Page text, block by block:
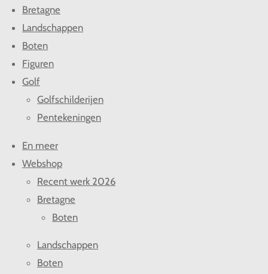
Bretagne
Landschappen
Boten
Figuren
Golf
Golfschilderijen
Pentekeningen
En meer
Webshop
Recent werk 2026
Bretagne
Boten
Landschappen
Boten